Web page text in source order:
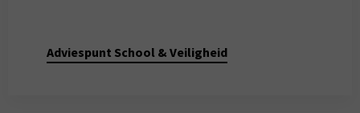
Adviespunt School & Veiligheid